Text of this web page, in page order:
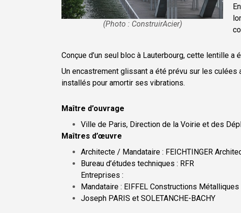
(Photo : ConstruirAcier)
Conçue d’un seul bloc à Lauterbourg, cette lentille
Un encastrement glissant a été prévu sur les
installés pour amortir ses vibrations.
Maître d’ouvrage
Ville de Paris, Direction de la Voirie et des
Maîtres d’œuvre
Architecte / Mandataire : FEICHTINGER
Bureau d’études techniques : RFR
Entreprises :
Mandataire : EIFFEL Constructions Métalliques
Joseph PARIS et SOLETANCHE-BACHY